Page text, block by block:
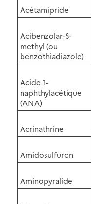
Acétamipride
Acibenzolar-S-
methyl (ou
benzothiadiazole)
Acide 1-
naphthylacétique
(ANA)
Acrinathrine
Amidosulfuron
Aminopyralide